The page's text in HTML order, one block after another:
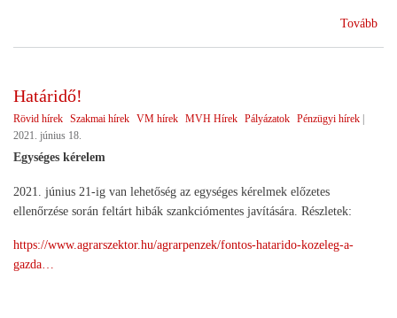
Tovább
Határidő!
Rövid hírek Szakmai hírek VM hírek MVH Hírek Pályázatok Pénzügyi hírek |
2021. június 18.
Egységes kérelem
2021. június 21-ig van lehetőség az egységes kérelmek előzetes
ellenőrzése során feltárt hibák szankciómentes javítására. Részletek:
https://www.agrarszektor.hu/agrarpenzek/fontos-hatarido-kozeleg-a-
gazda…